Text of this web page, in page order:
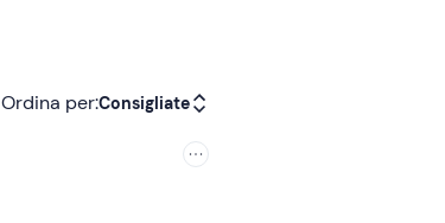
Ordina per:Consigliate